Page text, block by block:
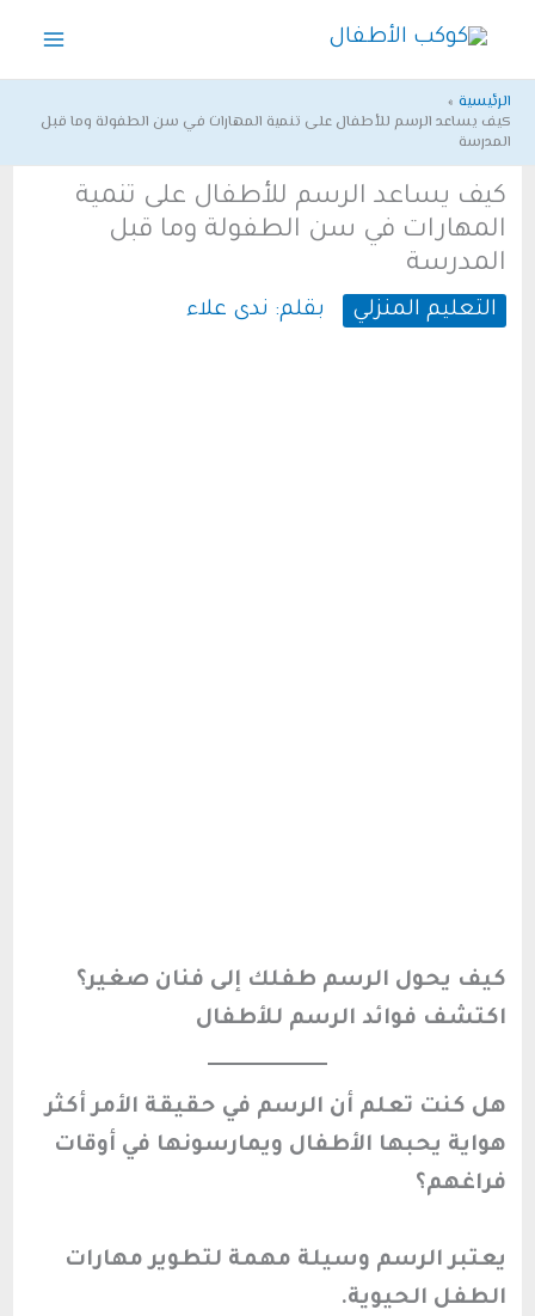
المحتوى
الرئيسية
كيف يساعد الرسم للأطفال على تنمية المهارات في سن الطفولة وما قبل
المدرسة
كيف يساعد الرسم للأطفال على تنمية
المهارات في سن الطفولة وما قبل
المدرسة
التعليم المنزلي بقلم: ندى علاء
كيف يحول الرسم طفلك إلى فنان صغير؟
اكتشف فوائد الرسم للأطفال
هل كنت تعلم أن الرسم في حقيقة الأمر أكثر
هواية يحبها الأطفال ويمارسونها في أوقات
فراغهم؟
يعتبر الرسم وسيلة مهمة لتطوير مهارات
الطفل الحيوية.